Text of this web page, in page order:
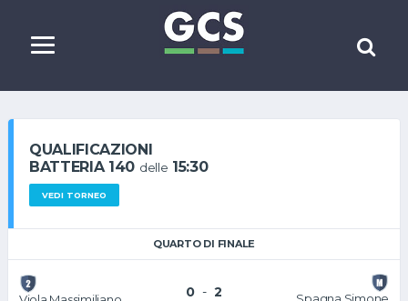
QUALIFICAZIONI
BATTERIA 140 delle 15:30
VEDI TORNEO
QUARTO DI FINALE
0 - 2